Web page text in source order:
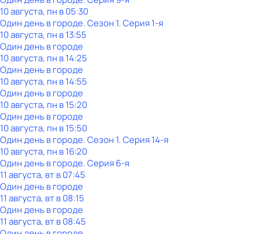
10 августа, пн в 05:30
Один день в городе. Сезон 1. Серия 1-я
10 августа, пн в 13:55
Один день в городе
10 августа, пн в 14:25
Один день в городе
10 августа, пн в 14:55
Один день в городе
10 августа, пн в 15:20
Один день в городе
10 августа, пн в 15:50
Один день в городе. Сезон 1. Серия 14-я
10 августа, пн в 16:20
Один день в городе. Серия 6-я
11 августа, вт в 07:45
Один день в городе
11 августа, вт в 08:15
Один день в городе
11 августа, вт в 08:45